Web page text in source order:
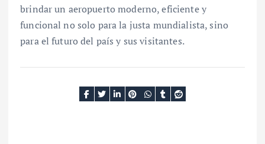
brindar un aeropuerto moderno, eficiente y
funcional no solo para la justa mundialista, sino
para el futuro del país y sus visitantes.